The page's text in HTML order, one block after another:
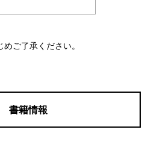
ご了承ください。
書籍情報